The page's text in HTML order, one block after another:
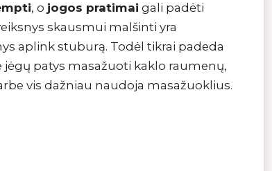
, o jogos pratimai gali padėti
skausmui malšinti yra
aplink stuburą. Todėl tikrai padeda
patys masažuoti kaklo raumenų,
vis dažniau naudoja masažuoklius.